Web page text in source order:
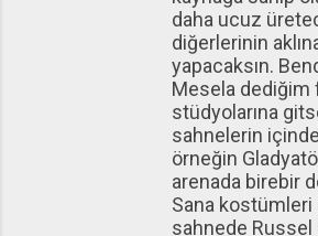
daha ucuz
diğerlerinin
yapacaksın.
Mesela dediğim
stüdyolarına
sahnelerin
örneğin
arenada birebir
Sana
sahnede